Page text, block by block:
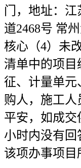
门，地址：
道2468号 常
核心（4）未
清单中的项
征、计量单
购人，施工
平安，如成交
小时内没有
该项办事项目